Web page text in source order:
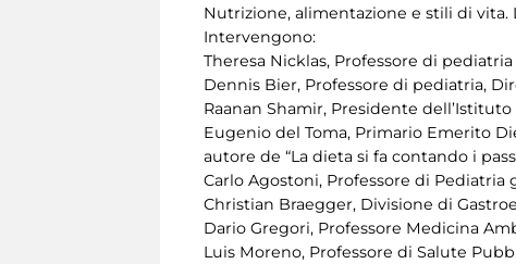
Nutrizione, alimentazione e stili di vita.
Intervengono:
Theresa Nicklas, Professore di
Dennis Bier, Professore di pediatria,
Raanan Shamir, Presidente
Eugenio del Toma, Primario Emerito
autore de “La dieta si fa contando i
Carlo Agostoni, Professore di
Christian Braegger, Divisione di
Dario Gregori, Professore Medicina
Luis Moreno, Professore di Salute